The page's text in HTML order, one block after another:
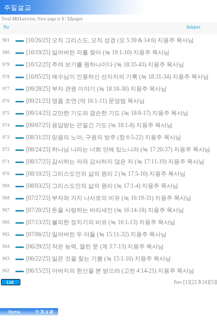
Total 1021articles, Now page is 3 / 52pages
No
Subject
981 [10/26/25] 오직 그리스도, 오직 성경 (요 5:39 & 14:6) 지용주 목사님
980 [10/19/25] 잃어버린 자를 찾아 (눅 19:1-10) 지용주 목사님
979 [10/12/25] 주여 보기를 원하나이다 (눅 18:35-43) 지용주 목사님
978 [10/05/25] 예수님이 인용하신 선지자의 기록 (눅 18:31-34) 지용주 목사님
977 [09/28/25] 부자 관원 이야기 (눅 18:18-30) 지용주 목사님
976 [09/21/25] 명품 조연 (막 16:1-11) 문영범 목사님
975 [09/14/25] 교만한 기도와 겸손한 기도 (눅 18:9-17) 지용주 목사님
974 [09/07/25] 응답받는 끈질긴 기도 (눅 18:1-8) 지용주 목사님
973 [08/31/25] 믿음의 노아, 구원의 방주 (창 6:5-22) 지용주 목사님
972 [08/24/25] 하나님 나라는 너희 안에 있느니라 (눅 17:20-37) 지용주 목사님
971 [08/17/25] 감사하는 자와 감사하지 않은 자 (눅 17:11-19) 지용주 목사님
970 [08/10/25] 그리스도인의 삶의 원리 2 (눅 17:5-10) 지용주 목사님
969 [08/03/25] 그리스도인의 삶의 원리 (눅 17:1-4) 지용주 목사님
968 [07/27/25] 부자와 거지 나사로의 비유 (눅 16:19-31) 지용주 목사님
967 [07/20/25] 돈을 사랑하는 바리새인 (눅 16:14-18) 지용주 목사님
966 [07/13/25] 불의한 정치기의 비유 (눅 16:1-13) 지용주 목사님
965 [07/06/25] 잃어버린 두 아들 (눅 15:11-32) 지용주 목사님
964 [06/29/25] 작은 능력, 열린 문 (계 3:7-13) 지용주 목사님
963 [06/22/25] 잃은 것을 찾는 기쁨 (눅 15:1-10) 지용주 목사님
962 [06/15/25] 아버지의 헌신을 본 받으라 (고전 4:14-21) 지용주 목사님
Prev [1] [2] 3 [4] [5]